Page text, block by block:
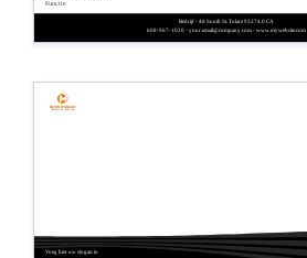
608-967-1020 - your.email@company.com - www.mywebsite.com
Bedrijf - 48 South St. Tulare 93274.0 CA
Functie
Voeg hier uw slogan in
Bedrijfsnaam
Bedrijfs tagline